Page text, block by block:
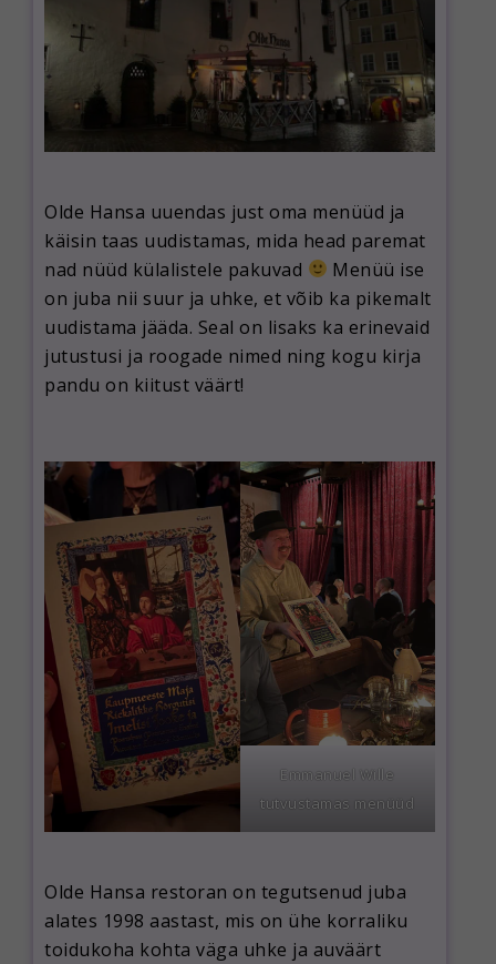
Olde Hansa uuendas just oma menüüd ja
käisin taas uudistamas, mida head paremat
nad nüüd külalistele pakuvad
Menüü ise
on juba nii suur ja uhke, et võib ka pikemalt
uudistama jääda. Seal on lisaks ka erinevaid
jutustusi ja roogade nimed ning kogu kirja
pandu on kiitust väärt!
Emmanuel Wille
tutvustamas menüüd
Olde Hansa restoran on tegutsenud juba
alates 1998 aastast, mis on ühe korraliku
toidukoha kohta väga uhke ja auväärt